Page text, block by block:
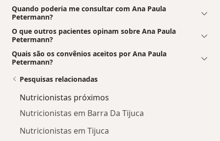
Quando poderia me consultar com Ana Paula
Petermann?
O que outros pacientes opinam sobre Ana Paula
Petermann?
Quais são os convênios aceitos por Ana Paula
Petermann?
Pesquisas relacionadas
Nutricionistas próximos
Nutricionistas em Barra Da Tijuca
Nutricionistas em Tijuca